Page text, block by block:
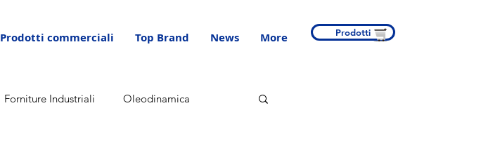
Prodotti commerciali Top Brand News More Prodotti
Forniture Industriali Oleodinamica